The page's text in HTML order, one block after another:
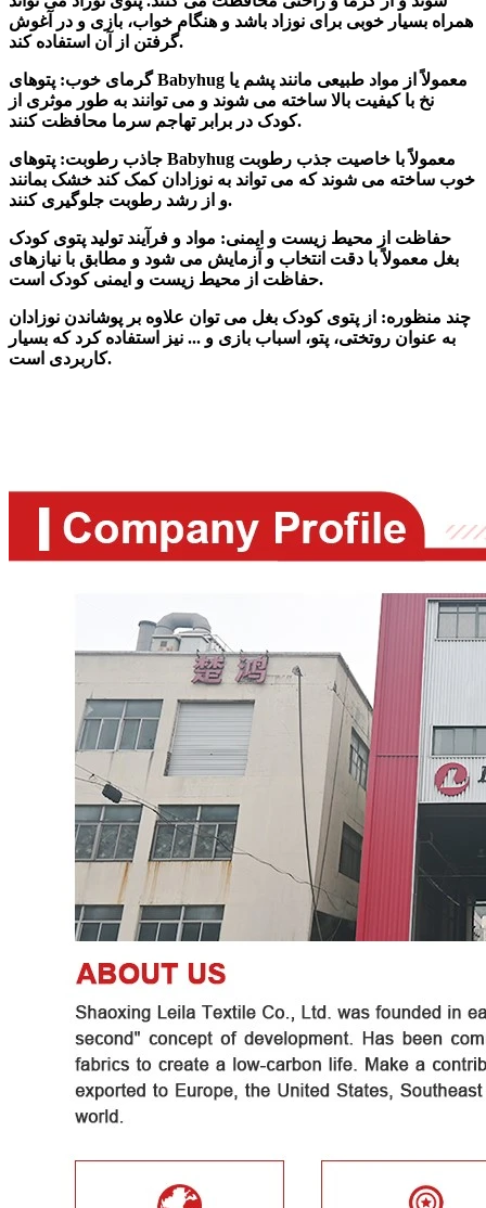
همراه بسیار خوبی برای نوزاد باشد و هنگام خواب، بازی و در آغوش
گرفتن از آن استفاده کند.
گرمای خوب: پتوهای Babyhug معمولاً از مواد طبیعی مانند پشم یا
نخ با کیفیت بالا ساخته می شوند و می توانند به طور موثری از
کودک در برابر تهاجم سرما محافظت کنند.
جاذب رطوبت: پتوهای Babyhug معمولاً با خاصیت جذب رطوبت
خوب ساخته می شوند که می تواند به نوزادان کمک کند خشک بمانند
و از رشد رطوبت جلوگیری کنند.
حفاظت از محیط زیست و ایمنی: مواد و فرآیند تولید پتوی کودک
بغل معمولاً با دقت انتخاب و آزمایش می شود و مطابق با نیازهای
حفاظت از محیط زیست و ایمنی کودک است.
چند منظوره: از پتوی کودک بغل می توان علاوه بر پوشاندن نوزادان
به عنوان روتختی، پتو، اسباب بازی و ... نیز استفاده کرد که بسیار
کاربردی است.